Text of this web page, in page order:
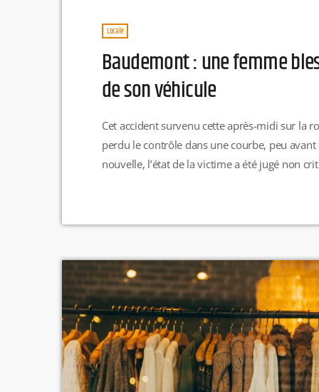
Locale
Baudemont : une femme
de son véhicule
Cet accident survenu cette après-midi sur la
perdu le contrôle dans une courbe, peu
nouvelle, l’état de la victime a été jugé non